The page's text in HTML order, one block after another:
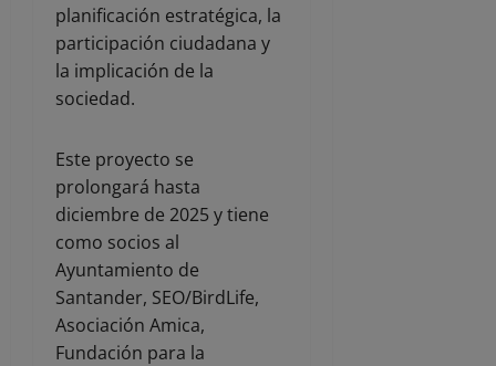
planificación estratégica, la
participación ciudadana y
la implicación de la
sociedad.
Este proyecto se
prolongará hasta
diciembre de 2025 y tiene
como socios al
Ayuntamiento de
Santander, SEO/BirdLife,
Asociación Amica,
Fundación para la